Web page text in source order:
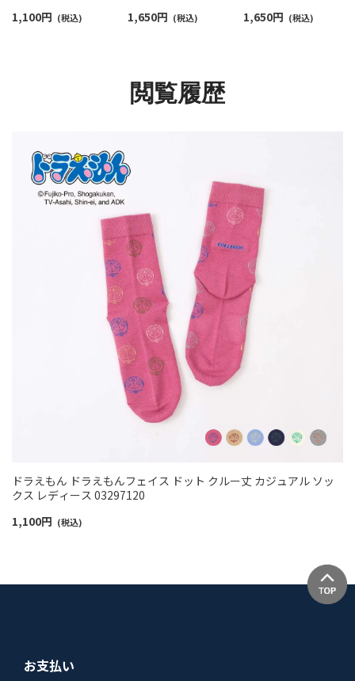
ス レディース
1,100円 (税込)
ディース 日本製
1,650円 (税込)
ディース 日本製
1,650円 (税込)
閲覧履歴
ドラえもん ドラえもんフェイス ドット クルー丈 カジュアル ソッ
クス レディース 03297120
1,100円 (税込)
お支払い